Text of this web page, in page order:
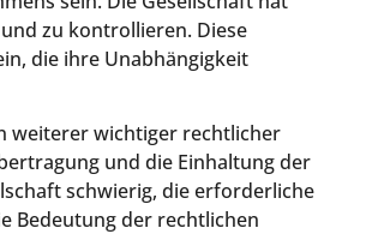
zu kontrollieren. Diese
die ihre Unabhängigkeit
weiterer wichtiger rechtlicher
und die Einhaltung der
schwierig, die erforderliche
Bedeutung der rechtlichen